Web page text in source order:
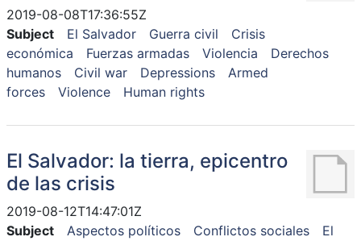
2019-08-08T17:36:55Z
Subject
El Salvador Guerra civil
Crisis
económica
Fuerzas armadas Violencia
Derechos
humanos
Civil war Depressions
Armed
forces
Violence Human rights
El Salvador: la tierra, epicentro
de las crisis
2019-08-12T14:47:01Z
Subject
Aspectos políticos Conflictos sociales
El